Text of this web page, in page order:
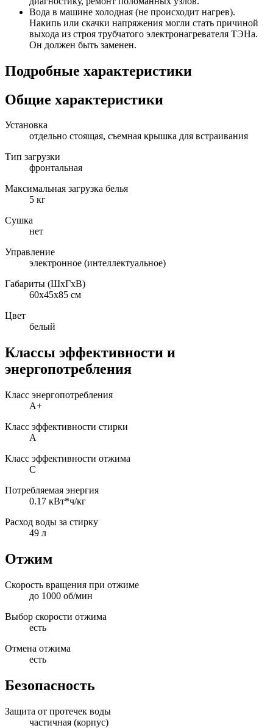
Вода в машине холодная (не происходит нагрев).
Накипь или скачки напряжения могли стать причиной
выхода из строя трубчатого электронагревателя ТЭНа.
Он должен быть заменен.
Подробные характеристики
Общие характеристики
Установка
отдельно стоящая, съемная крышка для встраивания
Тип загрузки
фронтальная
Максимальная загрузка белья
5 кг
Сушка
нет
Управление
электронное (интеллектуальное)
Габариты (ШxГxВ)
60x45x85 см
Цвет
белый
Классы эффективности и
энергопотребления
Класс энергопотребления
A+
Класс эффективности стирки
A
Класс эффективности отжима
C
Потребляемая энергия
0.17 кВт*ч/кг
Расход воды за стирку
49 л
Отжим
Скорость вращения при отжиме
до 1000 об/мин
Выбор скорости отжима
есть
Отмена отжима
есть
Безопасность
Защита от протечек воды
частичная (корпус)